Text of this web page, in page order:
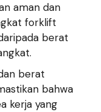
aman dan
forklift
berat
berat
bahwa
kerja yang